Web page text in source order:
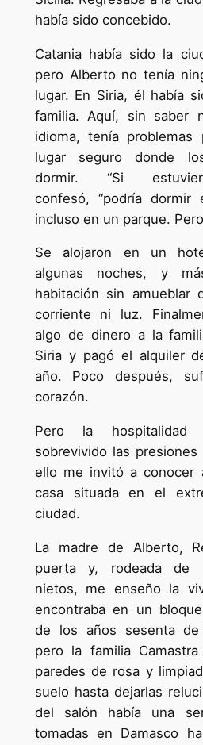
había sido concebido.
Catania había sido la
pero Alberto no tenía
lugar. En Siria, él había
familia. Aquí, sin saber
idioma, tenía problemas
lugar seguro donde
dormir. “Si
confesó, “podría dormir
incluso en un parque.
Se alojaron en un
algunas noches, y
habitación sin amueblar
corriente ni luz.
algo de dinero a la
Siria y pagó el alquiler
año. Poco después,
corazón.
Pero la
sobrevivido las
ello me invitó a conocer
casa situada en el
ciudad.
La madre de Alberto,
puerta y, rodeada de
nietos, me enseño la
encontraba en un
de los años sesenta de
pero la familia
paredes de rosa y
suelo hasta dejarlas
del salón había una
tomadas en Damasco